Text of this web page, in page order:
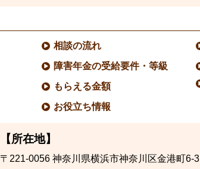
相談の流れ
障害年金の受給要件・等級
もらえる金額
お役立ち情報
【所在地】
〒221-0056神奈川県横浜市神奈川区金港町6-3